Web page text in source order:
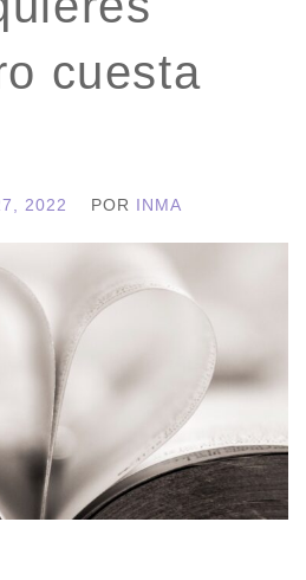
cuesta
2022 POR INMA